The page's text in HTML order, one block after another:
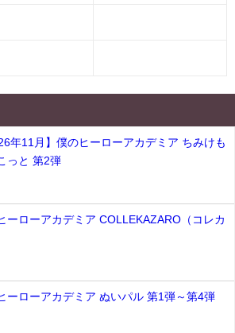
年11月】僕のヒーローアカデミア ちみけも
っと 第2弾
ーローアカデミア COLLEKAZARO（コレカ
ーローアカデミア ぬいパル 第1弾～第4弾